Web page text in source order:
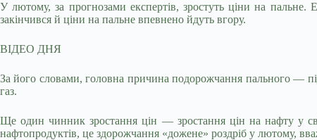
У лютому, за прогнозами експертів, зростуть ціни на
закінчився й ціни на пальне впевнено йдуть вгору.
ВІДЕО ДНЯ
За його словами, головна причина подорожчання пального —
газ.
Ще один чинник зростання цін — зростання цін на нафту у
нафтопродуктів, це здорожчання «дожене» роздріб у лютому,